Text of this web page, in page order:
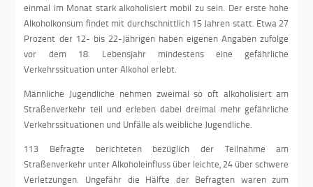
einmal im Monat stark alkoholisiert mobil zu sein. Der erste hohe
Alkoholkonsum findet mit durchschnittlich 15 Jahren statt. Etwa 27
Prozent der 12- bis 22-Jährigen haben eigenen Angaben zufolge
vor dem 18. Lebensjahr mindestens eine gefährliche
Verkehrssituation unter Alkohol erlebt.
Männliche Jugendliche nehmen zweimal so oft alkoholisiert am
Straßenverkehr teil und erleben dabei dreimal mehr gefährliche
Verkehrssituationen und Unfälle als weibliche Jugendliche.
113 Befragte berichteten bezüglich der Teilnahme am
Straßenverkehr unter Alkoholeinfluss über leichte, 24 über schwere
Verletzungen. Ungefähr die Hälfte der Befragten waren zum